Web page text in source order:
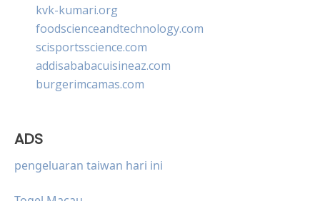
kvk-kumari.org
foodscienceandtechnology.com
scisportsscience.com
addisababacuisineaz.com
burgerimcamas.com
ADS
pengeluaran taiwan hari ini